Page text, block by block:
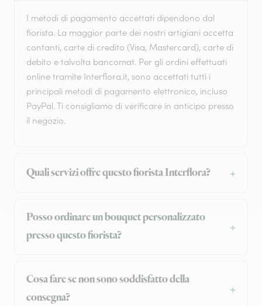
I metodi di pagamento accettati dipendono dal
fiorista. La maggior parte dei nostri artigiani accetta
contanti, carte di credito (Visa, Mastercard), carte di
debito e talvolta bancomat. Per gli ordini effettuati
online tramite Interflora.it, sono accettati tutti i
principali metodi di pagamento elettronico, incluso
PayPal. Ti consigliamo di verificare in anticipo presso
il negozio.
Quali servizi offre questo fiorista Interflora?
Posso ordinare un bouquet personalizzato
presso questo fiorista?
Cosa fare se non sono soddisfatto della
consegna?